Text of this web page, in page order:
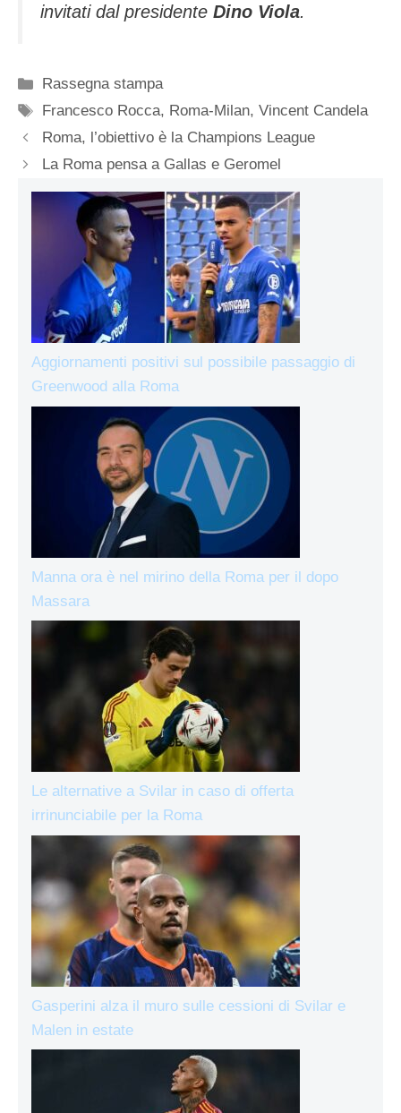
invitati dal presidente Dino Viola.
Categorie
Rassegna stampa
Tag
Francesco Rocca, Roma-Milan,Vincent Candela
Roma, l’obiettivo è la Champions League
La Roma pensa a Gallas e Geromel
Aggiornamenti positivi sul possibile passaggio di
Greenwood alla Roma
Manna ora è nel mirino della Roma per il dopo
Massara
Le alternative a Svilar in caso di offerta
irrinunciabile per la Roma
Gasperini alza il muro sulle cessioni di Svilar e
Malen in estate